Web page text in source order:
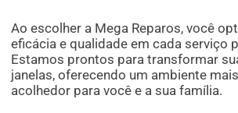
Ao escolher a Mega Reparos, você
eficácia e qualidade em cada serviço
Estamos prontos para transformar
janelas, oferecendo um ambiente
acolhedor para você e a sua família.